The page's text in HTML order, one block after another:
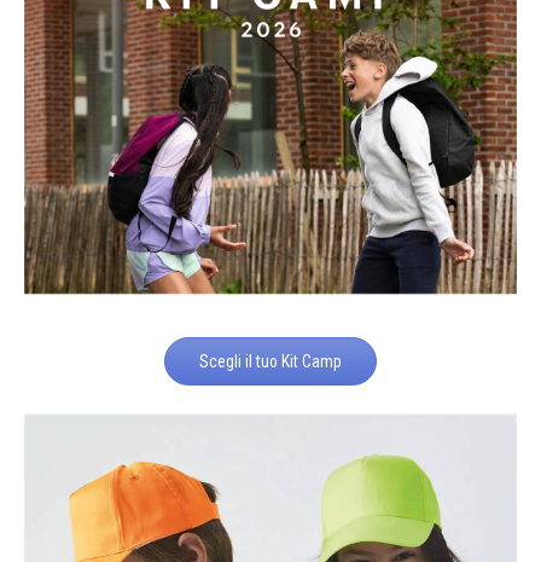
Scegli il tuo Kit Camp